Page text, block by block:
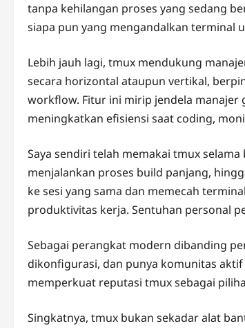
tanpa kehilangan proses yang sedang
siapa pun yang mengandalkan terminal
Lebih jauh lagi, tmux mendukung
secara horizontal ataupun vertikal,
workflow. Fitur ini mirip jendela
meningkatkan efisiensi saat coding,
Saya sendiri telah memakai tmux
menjalankan proses build panjang,
ke sesi yang sama dan memecah
produktivitas kerja. Sentuhan personal
Sebagai perangkat modern dibanding
dikonfigurasi, dan punya komunitas
memperkuat reputasi tmux sebagai
Singkatnya, tmux bukan sekadar alat